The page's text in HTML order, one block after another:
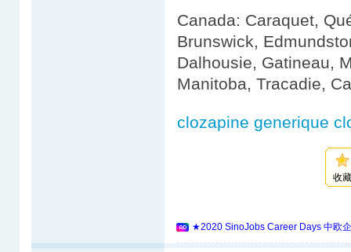
Canada: Caraquet,
Brunswick,
Dalhousie, Gatineau,
Manitoba, Tracadie,
clozapine generique
收
★2020 SinoJobs Career Days 中欧